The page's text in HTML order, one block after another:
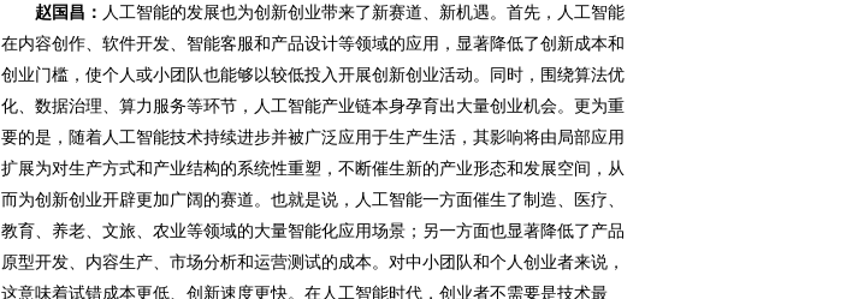
赵国昌： 人工智能的发展也为创新创业带来了新赛道、新机遇。首先，人工智能
在内容创作、软件开发、智能客服和产品设计等领域的应用，显著降低了创新成本和
创业门槛，使个人或小团队也能够以较低投入开展创新创业活动。同时，围绕算法优
化、数据治理、算力服务等环节，人工智能产业链本身孕育出大量创业机会。更为重
要的是，随着人工智能技术持续进步并被广泛应用于生产生活，其影响将由局部应用
扩展为对生产方式和产业结构的系统性重塑，不断催生新的产业形态和发展空间，从
而为创新创业开辟更加广阔的赛道。也就是说，人工智能一方面催生了制造、医疗、
教育、养老、文旅、农业等领域的大量智能化应用场景；另一方面也显著降低了产品
原型开发、内容生产、市场分析和运营测试的成本。对中小团队和个人创业者来说，
这意味着试错成本更低、创新速度更快。在人工智能时代，创业者不需要是技术最